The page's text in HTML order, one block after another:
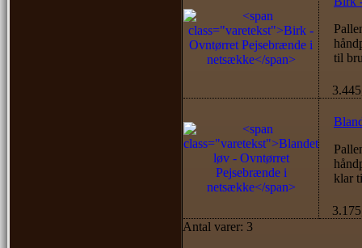
til
klar
Antal varer: 3